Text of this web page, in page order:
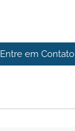
Entre em Contato